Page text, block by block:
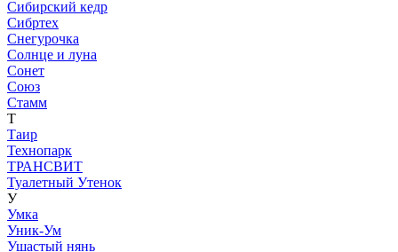
Сибирский кедр
Сибртех
Снегурочка
Солнце и луна
Сонет
Союз
Стамм
Т
Таир
Технопарк
ТРАНСВИТ
Туалетный Утенок
У
Умка
Уник-Ум
Ушастый нянь